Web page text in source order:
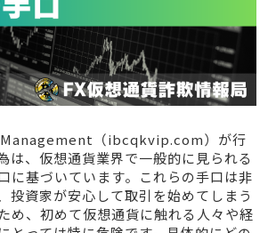
（ibcqkvip.com）が行
は、仮想通貨業界で一般的に見られる
に基づいています。これらの手口は非
投資家が安心して取引を始めてしまう
め、初めて仮想通貨に触れる人々や経